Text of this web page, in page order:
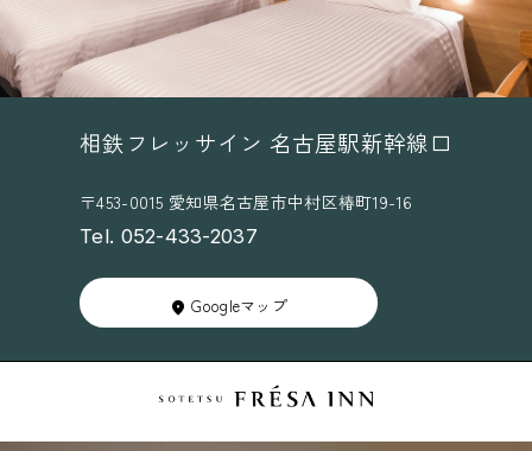
相鉄フレッサイン 名古屋駅新幹線口
〒453-0015 愛知県名古屋市中村区椿町19-16
Tel. 052-433-2037
Googleマップ